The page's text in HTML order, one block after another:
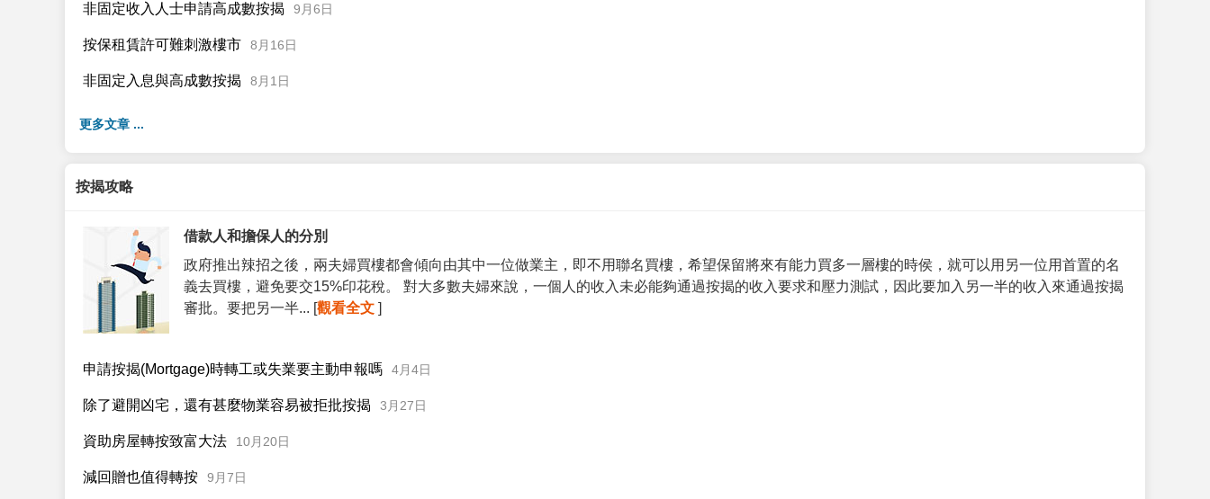
非固定收入人士申請高成數按揭 9月6日
按保租賃許可難刺激樓市 8月16日
非固定入息與高成數按揭 8月1日
更多文章 ...
按揭攻略
借款人和擔保人的分別
政府推出辣招之後，兩夫婦買樓都會傾向由其中一位做業主，即不用聯名買樓，希望保留將來有能力買多一層樓的時侯，就可以用另一位用首置的名
義去買樓，避免要交15%印花稅。 對大多數夫婦來說，一個人的收入未必能夠通過按揭的收入要求和壓力測試，因此要加入另一半的收入來通過按揭
審批。要把另一半... [觀看全文 ]
申請按揭(Mortgage)時轉工或失業要主動申報嗎 4月4日
除了避開凶宅，還有甚麼物業容易被拒批按揭 3月27日
資助房屋轉按致富大法 10月20日
減回贈也值得轉按 9月7日